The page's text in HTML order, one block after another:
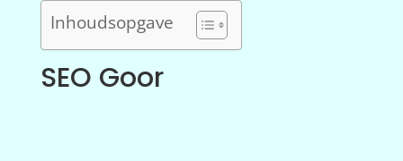
Inhoudsopgave
SEO Goor